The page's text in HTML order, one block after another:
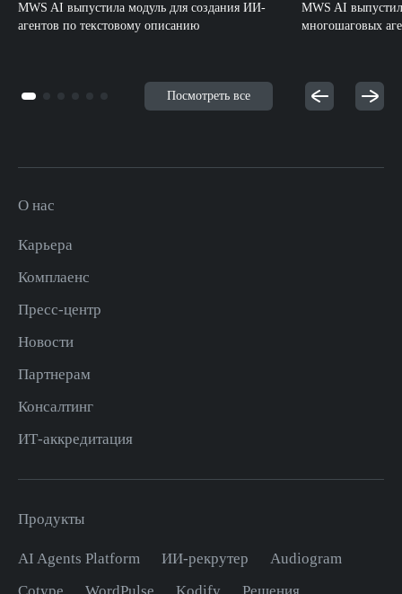
MWS AI выпустила модуль для создания ИИ-
агентов по текстовому описанию
MWS AI
многошаговых
Посмотреть все
О нас
Карьера
Комплаенс
Пресс-центр
Новости
Партнерам
Консалтинг
ИТ-аккредитация
Продукты
AI Agents Platform ИИ-рекрутер
Audiogram